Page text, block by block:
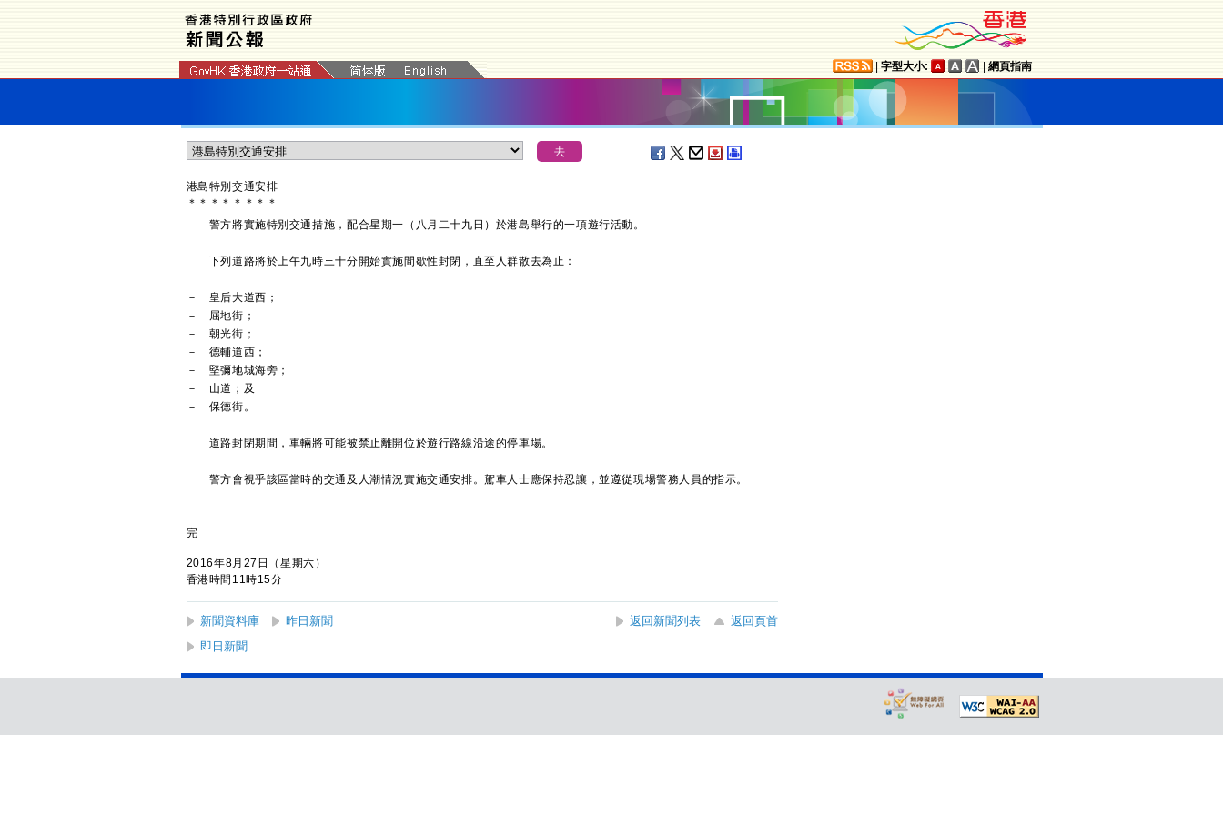
字型大小: 網頁指南
港島特別交通安排
＊ ＊ ＊ ＊ ＊ ＊ ＊ ＊
警方將實施特別交通措施，配合星期一（八月二十九日）於港島舉行的一項遊行活動。
下列道路將於上午九時三十分開始實施間歇性封閉，直至人群散去為止：
－ 皇后大道西；
－ 屈地街；
－ 朝光街；
－ 德輔道西；
－ 堅彌地城海旁；
－ 山道；及
－ 保德街。
道路封閉期間，車輛將可能被禁止離開位於遊行路線沿途的停車場。
警方會視乎該區當時的交通及人潮情況實施交通安排。駕車人士應保持忍讓，並遵從現場警務人員的指示。
完
2016年8月27日（星期六）
香港時間11時15分
新聞資料庫 昨日新聞 返回新聞列表
返回頁首
即日新聞